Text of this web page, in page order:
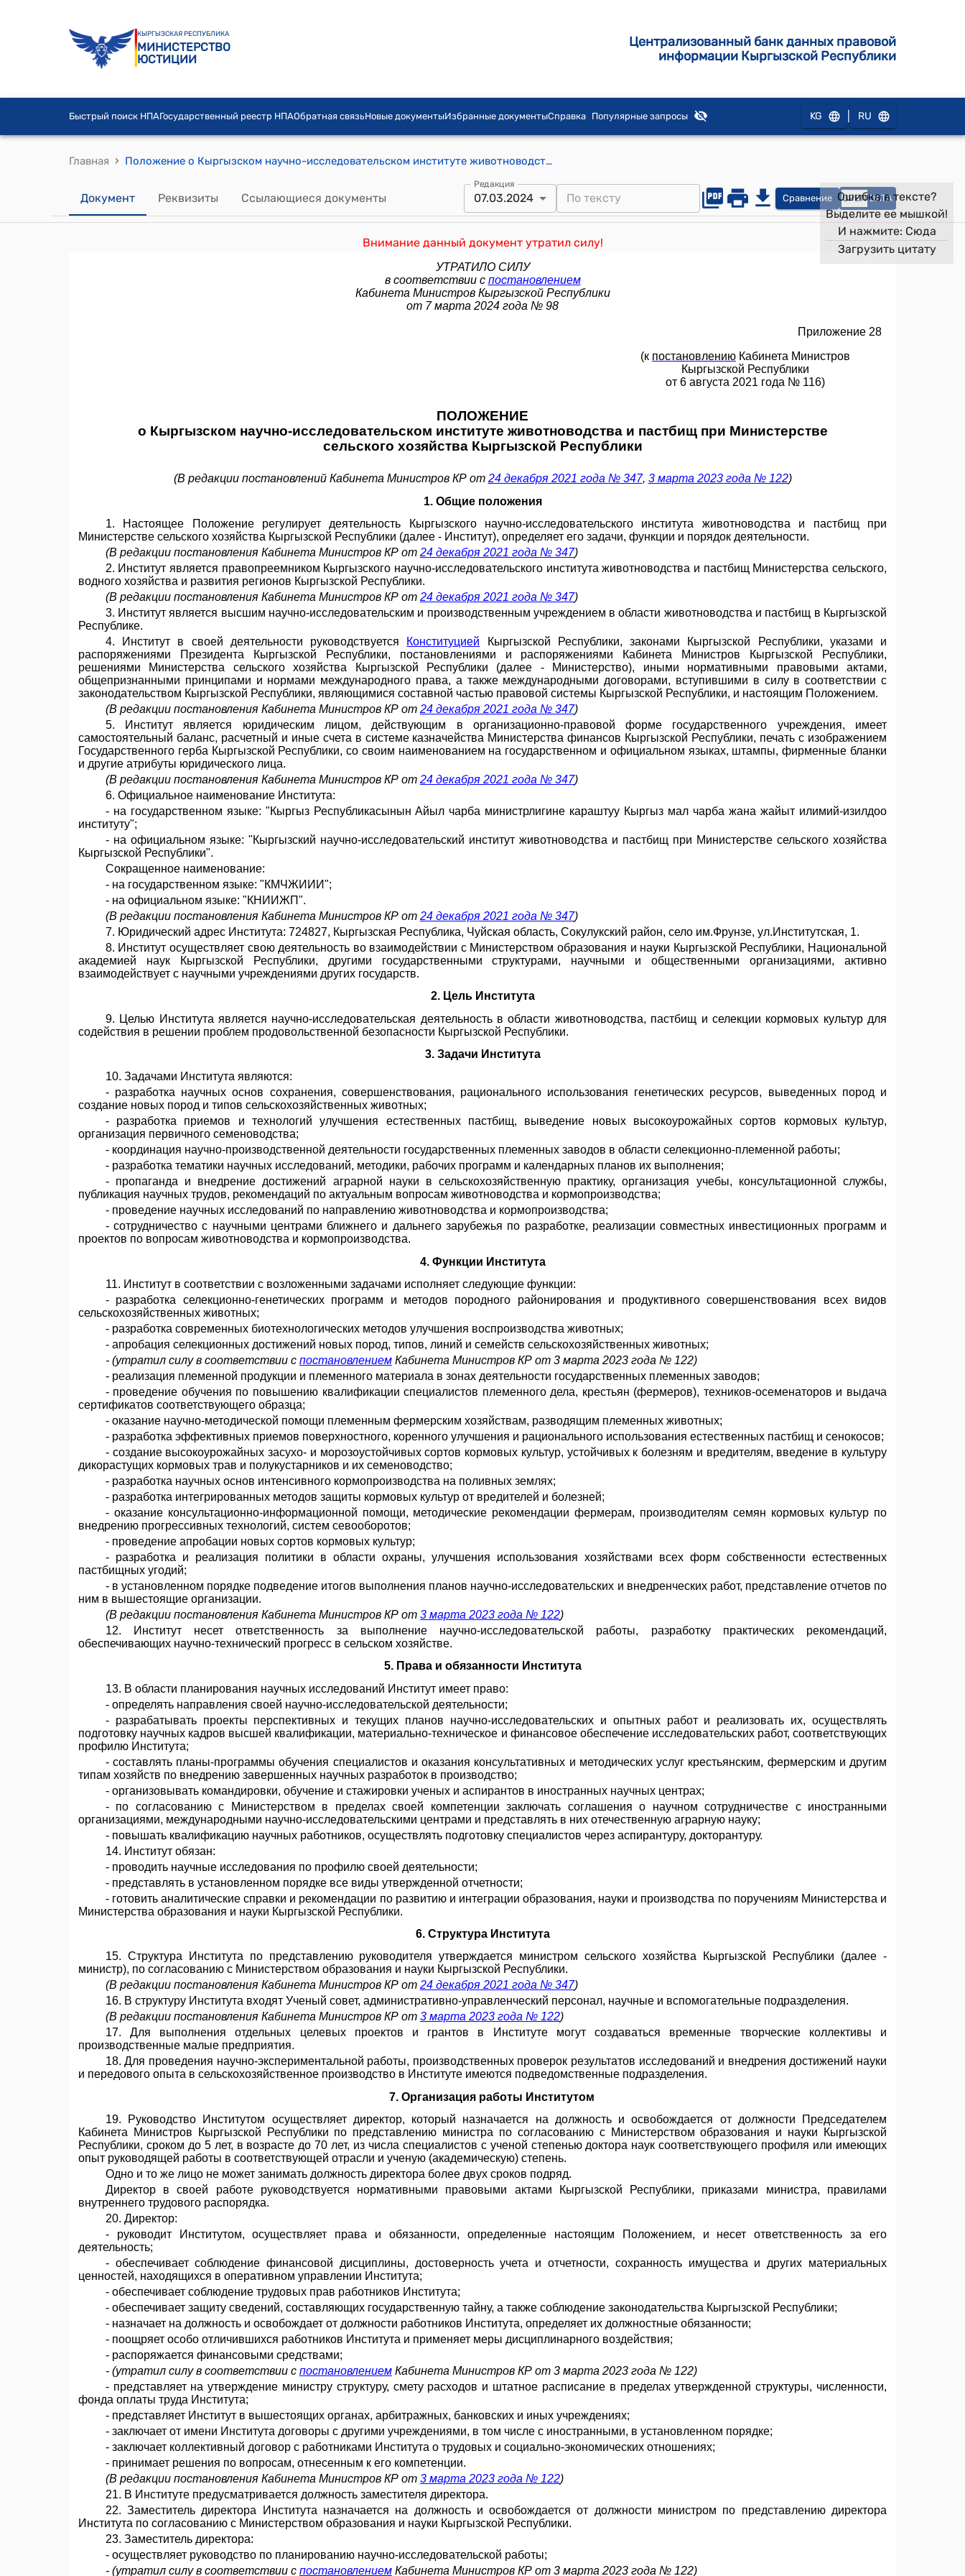
КЫРГЫЗСКАЯ РЕСПУБЛИКА
МИНИСТЕРСТВО
ЮСТИЦИИ
Централизованный банк данных правовой
информации Кыргызской Республики
Быстрый поиск НПАГосударственный реестр НПАОбратная связьНовые документыИзбранные документыСправка Популярные запросы KG RU
Главная › Положение о Кыргызском научно-исследовательском институте животноводства и пастбищ при Министерстве сельского, водного хозяйства и развития регионов Кыргызской Республики (Утверждено постановлением Кабинета Министров КР от 6 августа 2021 года № 116)
Документ Реквизиты Ссылающиеся документы
Редакция
07.03.2024 Сравнение OPEN DATA
Внимание данный документ утратил силу!
Ошибка в тексте?
Выделите ее мышкой!
И нажмите: Сюда
Загрузить цитату